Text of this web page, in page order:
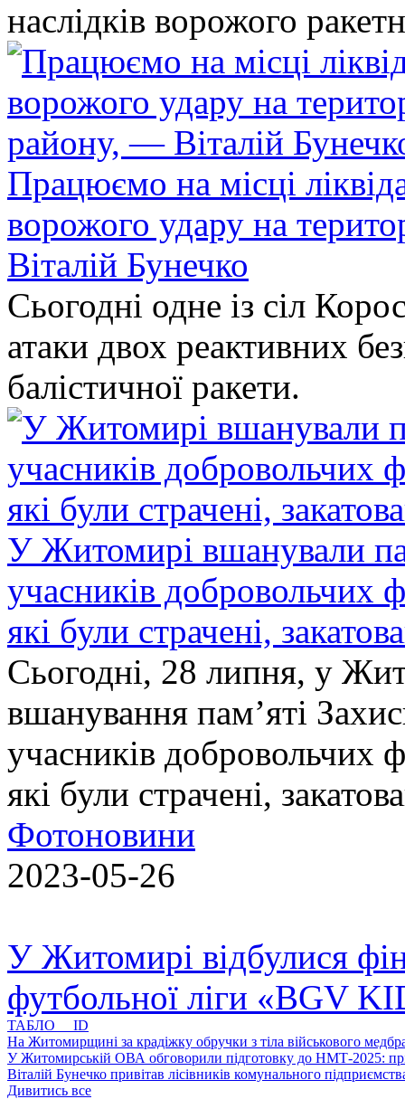
наслідків ворожого
Працюємо на місці
ворожого удару на
Віталій Бунечко
Сьогодні одне із сіл
атаки двох реактивних
балістичної ракети.
У Житомирі вшанували
учасників добровольчих
які були страчені,
Сьогодні, 28 липня, у
вшанування пам’яті
учасників добровольчих
які були страчені,
Фотоновини
2023-05-26
У Житомирі відбулися
футбольної ліги «BGV
ТАБЛО ID
На Житомирщині за крадіжку обручки з тіла військового
У Житомирській ОВА обговорили підготовку до НМТ-2025:
Віталій Бунечко привітав лісівників комунального
Дивитись все